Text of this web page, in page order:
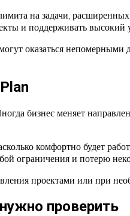
на задачи,
и поддерживать высокий
оказаться
бизнес меняет
комфортно будет
ограничения и потерю
проектами или при
проверить